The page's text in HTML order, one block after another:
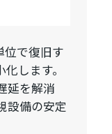
位で復旧す
します。
延を解消
設備の安定